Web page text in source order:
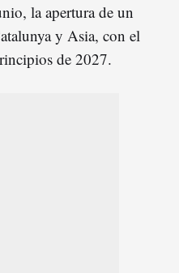
la apertura de un
y Asia, con el
de 2027.